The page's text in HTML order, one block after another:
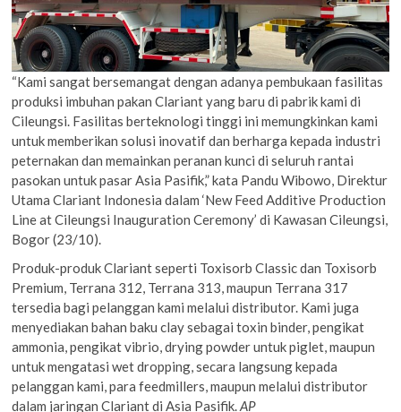
“Kami sangat bersemangat dengan adanya pembukaan fasilitas
produksi imbuhan pakan Clariant yang baru di pabrik kami di
Cileungsi. Fasilitas berteknologi tinggi ini memungkinkan kami
untuk memberikan solusi inovatif dan berharga kepada industri
peternakan dan memainkan peranan kunci di seluruh rantai
pasokan untuk pasar Asia Pasifik,” kata Pandu Wibowo, Direktur
Utama Clariant Indonesia dalam ‘New Feed Additive Production
Line at Cileungsi Inauguration Ceremony’ di Kawasan Cileungsi,
Bogor (23/10).
Produk-produk Clariant seperti Toxisorb Classic dan Toxisorb
Premium, Terrana 312, Terrana 313, maupun Terrana 317
tersedia bagi pelanggan kami melalui distributor. Kami juga
menyediakan bahan baku clay sebagai toxin binder, pengikat
ammonia, pengikat vibrio, drying powder untuk piglet, maupun
untuk mengatasi wet dropping, secara langsung kepada
pelanggan kami, para feedmillers, maupun melalui distributor
dalam jaringan Clariant di Asia Pasifik.AP